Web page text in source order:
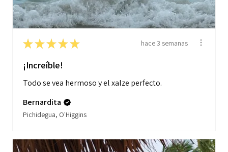
★★★★★ hace 3 semanas
¡Increíble!
Todo se vea hermoso y el xalze perfecto.
Bernardita
Pichidegua, O'Higgins